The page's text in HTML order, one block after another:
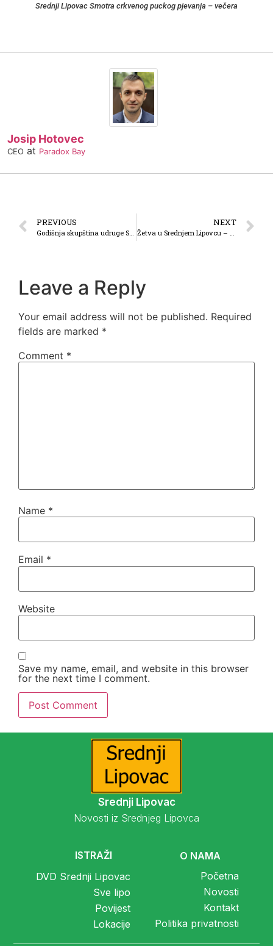
Srednji Lipovac Smotra crkvenog puckog pjevanja – večera
Josip Hotovec
CEO at Paradox Bay
PREVIOUS NEXT
Leave a Reply
Your email address will not be published. Required
fields are marked *
Comment *
Name *
Email *
Website
Save my name, email, and website in this browser
for the next time I comment.
Srednji Lipovac
Novosti iz Srednjeg Lipovca
ISTRAŽI
DVD Srednji Lipovac
Sve lipo
Povijest
Lokacije
O NAMA
Početna
Novosti
Kontakt
Politika privatnosti